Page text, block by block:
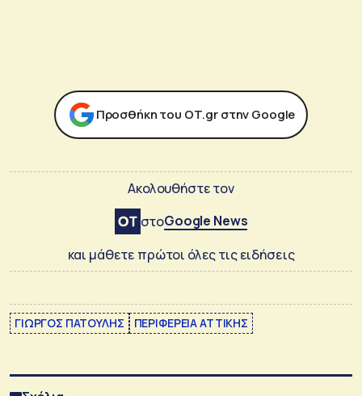
Προσθήκη του ΟΤ.gr στην Google
Ακολουθήστε τον
στοGoogle News
και μάθετε πρώτοι όλες τις ειδήσεις
ΓΙΩΡΓΟΣ ΠΑΤΟΥΛΗΣ ΠΕΡΙΦΕΡΕΙΑ ΑΤΤΙΚΗΣ